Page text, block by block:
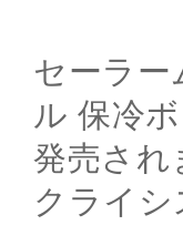
セーラ
ル 保冷
発売され
クライ